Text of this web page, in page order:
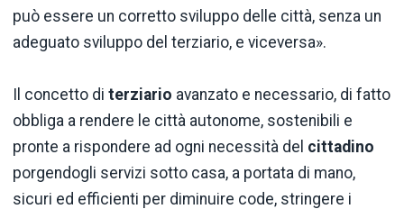
può essere un corretto sviluppo delle città, senza un
adeguato sviluppo del terziario, e viceversa».
Il concetto di terziario avanzato e necessario, di fatto
obbliga a rendere le città autonome, sostenibili e
pronte a rispondere ad ogni necessità del cittadino
porgendogli servizi sotto casa, a portata di mano,
sicuri ed efficienti per diminuire code, stringere i